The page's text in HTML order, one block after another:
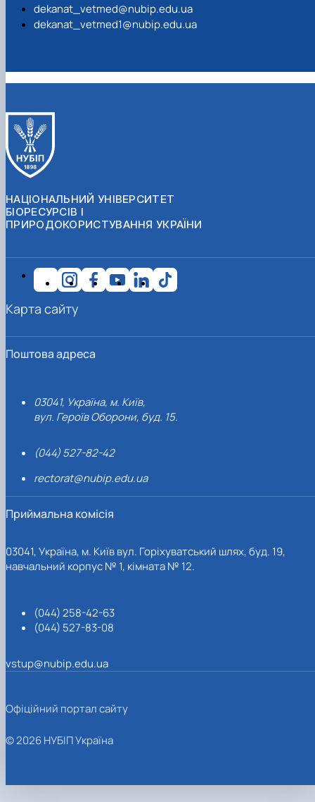
dekanat_vetmed@nubip.edu.ua
dekanat_vetmed1@nubip.edu.ua
НАЦІОНАЛЬНИЙ УНІВЕРСИТЕТ
БІОРЕСУРСІВ І
ПРИРОДОКОРИСТУВАННЯ УКРАЇНИ
Поштова адреса
03041, Україна, м. Київ,
вул. Героїв Оборони, буд. 15.
(044) 527-82-42
rectorat@nubip.edu.ua
Приймальна комісія
03041, Україна, м. Київ вул. Горіхуватський шлях, буд. 19,
навчальний корпус № 1, кімната № 12.
(044) 258-42-63
(044) 527-83-08
vstup@nubip.edu.ua
Карта сайту
Офіційний портал сайту
© 2026 НУБІП Україна